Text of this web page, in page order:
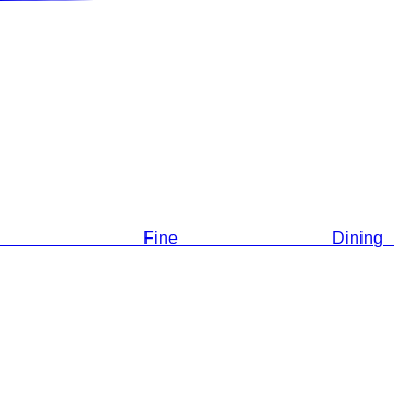
Dining